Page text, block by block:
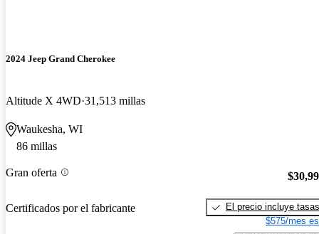
2024 Jeep Grand Cherokee
Altitude X 4WD 31,513 millas
Waukesha, WI
86 millas
Gran oferta
Certificados por el fabricante
El precio incluye tasas
$575/mes